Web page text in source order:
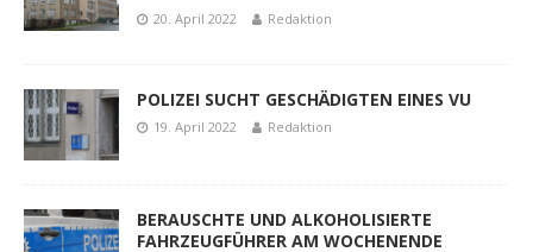
20. April 2022 Redaktion
POLIZEI SUCHT GESCHÄDIGTEN EINES VU
19. April 2022 Redaktion
BERAUSCHTE UND ALKOHOLISIERTE
FAHRZEUGFÜHRER AM WOCHENENDE